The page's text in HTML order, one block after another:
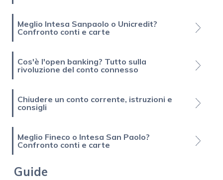
Meglio Intesa Sanpaolo o Unicredit?
Confronto conti e carte
Cos'è l'open banking? Tutto sulla
rivoluzione del conto connesso
Chiudere un conto corrente, istruzioni e
consigli
Meglio Fineco o Intesa San Paolo?
Confronto conti e carte
Guide